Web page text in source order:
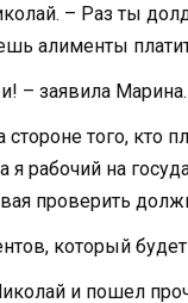
– Раз ты
алименты
– заявила Марина.
того, кто
рабочий на
проверить
который
и пошел